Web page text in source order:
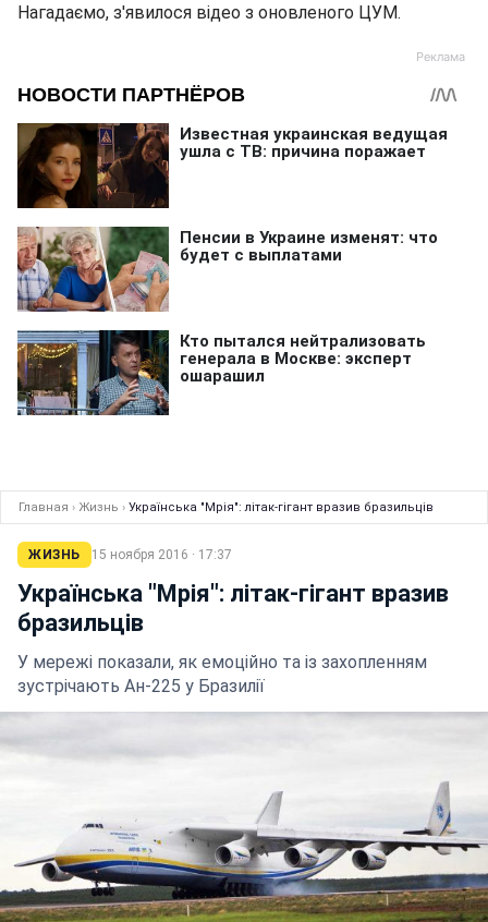
Нагадаємо, з'явилося відео з оновленого ЦУМ.
Главная › Жизнь › Українська "Мрія": літак-гігант вразив бразильців
ЖИЗНЬ 15 ноября 2016 · 17:37
Українська "Мрія": літак-гігант вразив
бразильців
У мережі показали, як емоційно та із захопленням
зустрічають Ан-225 у Бразилії